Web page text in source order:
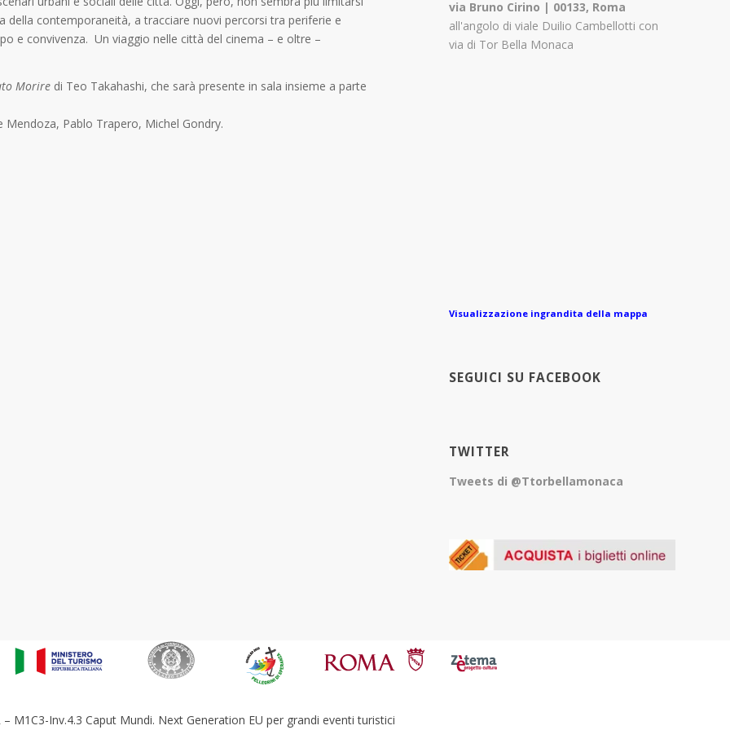
contemporaneità, a tracciare nuovi percorsi tra periferie e
e convivenza. Un viaggio nelle città del cinema – e oltre –
Morire di Teo Takahashi, che sarà presente in sala insieme a parte
Pablo Trapero, Michel Gondry.
via Bruno Cirino | 00133, Roma
all'angolo di viale Duilio Cambellotti con
via di Tor Bella Monaca
Visualizzazione ingrandita della mappa
SEGUICI SU FACEBOOK
TWITTER
Tweets di @Ttorbellamonaca
– M1C3-Inv.4.3 Caput Mundi. Next Generation EU per grandi eventi turistici